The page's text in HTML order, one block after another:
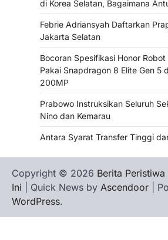
di Korea Selatan, Bagaimana
Febrie Adriansyah Daftarkan
Jakarta Selatan
Bocoran Spesifikasi Honor
Pakai Snapdragon 8 Elite Gen 5
200MP
Prabowo Instruksikan Seluruh
Nino dan Kemarau
Antara Syarat Transfer Tinggi
Copyright © 2026 Berita
Ini | Quick News by Ascendoor |
WordPress.